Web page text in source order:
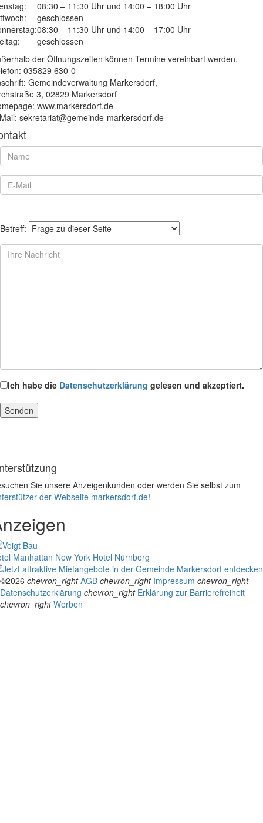
08:30 – 11:30 Uhr und 14:00 – 18:00 Uhr
geschlossen
08:30 – 11:30 Uhr und 14:00 – 17:00 Uhr
geschlossen
der Öffnungszeiten können Termine vereinbart werden.
035829 630-0
Gemeindeverwaltung Markersdorf,
3, 02829 Markersdorf
www.markersdorf.de
sekretariat@gemeinde-markersdorf.de
Betreff:
Ich habe die Datenschutzerklärung gelesen und akzeptiert.
Sie unsere Anzeigenkunden oder werden Sie selbst zum
der Webseite markersdorf.de!
Manhattan New York Hotel Nürnberg
©2026 chevron_right AGB chevron_right Impressum chevron_right
Datenschutzerklärung chevron_right Erklärung zur Barrierefreiheit
chevron_right Werben